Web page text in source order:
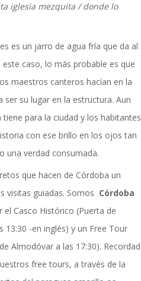
iglesia mezquita / donde lo
es un jarro de agua fría que da al
caso, lo más probable es que
maestros canteros hacían en la
ser su lugar en la estructura. Aun
para la ciudad y los habitantes
con ese brillo en los ojos tan
una verdad consumada.
que hacen de Córdoba un
visitas guiadas. Somos Córdoba
Casco Histórico (Puerta de
13:30 -en inglés) y un Free Tour
Almodóvar a las 17:30). Recordad
free tours, a través de la